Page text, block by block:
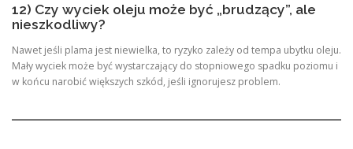
12) Czy wyciek oleju może być „brudzący”, ale
nieszkodliwy?
Nawet jeśli plama jest niewielka, to ryzyko zależy od tempa ubytku oleju.
Mały wyciek może być wystarczający do stopniowego spadku poziomu i
w końcu narobić większych szkód, jeśli ignorujesz problem.